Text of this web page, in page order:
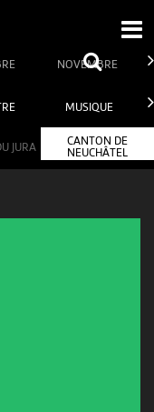
NOVEMBRE
MUSIQUE
JURA
CANTON DE
NEUCHÂTEL